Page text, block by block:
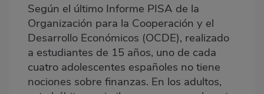
Según el último Informe PISA de la
Organización para la Cooperación y el
Desarrollo Económicos (OCDE), realizado
a estudiantes de 15 años, uno de cada
cuatro adolescentes españoles no tiene
nociones sobre finanzas. En los adultos,